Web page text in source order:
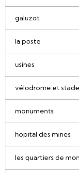
galuzot
la poste
usines
vélodrome et stade
monuments
hopital des mines
les quartiers de